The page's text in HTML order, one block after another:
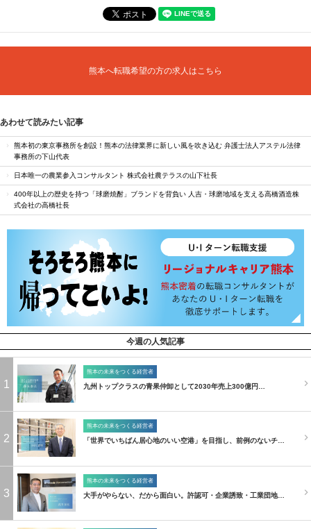
熊本へ転職希望の方の求人はこちら
あわせて読みたい記事
熊本初の東京事務所を創設！熊本の法律業界に新しい風を吹き込む 弁護士法人アステル法律
事務所の下山代表
日本唯一の農業参入コンサルタント 株式会社農テラスの山下社長
400年以上の歴史を持つ「球磨焼酎」ブランドを背負い 人吉・球磨地域を支える高橋酒造株
式会社の高橋社長
今週の人気記事
1
熊本の未来をつくる経営者
九州トップクラスの青果仲卸として2030年売上300億円…
2
熊本の未来をつくる経営者
「世界でいちばん居心地のいい空港」を目指し、前例のないチ…
3
熊本の未来をつくる経営者
大手がやらない、だから面白い。許認可・企業誘致・工業団地…